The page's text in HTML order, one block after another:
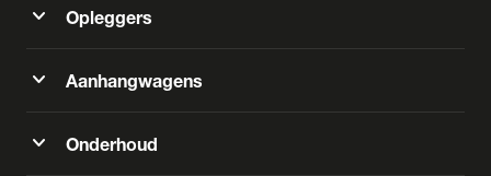
expand_more Opleggers
expand_more Aanhangwagens
expand_more Onderhoud